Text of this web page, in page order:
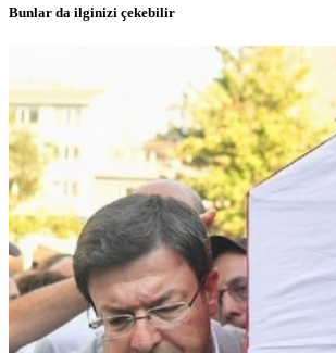
Bunlar da ilginizi çekebilir